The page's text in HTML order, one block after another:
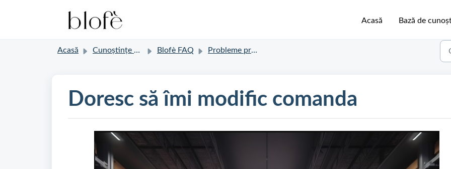
Acasă Bază de
Acasă Cunoștințe de bază Blofè FAQ Probleme privind comanda
Doresc să îmi modific comanda